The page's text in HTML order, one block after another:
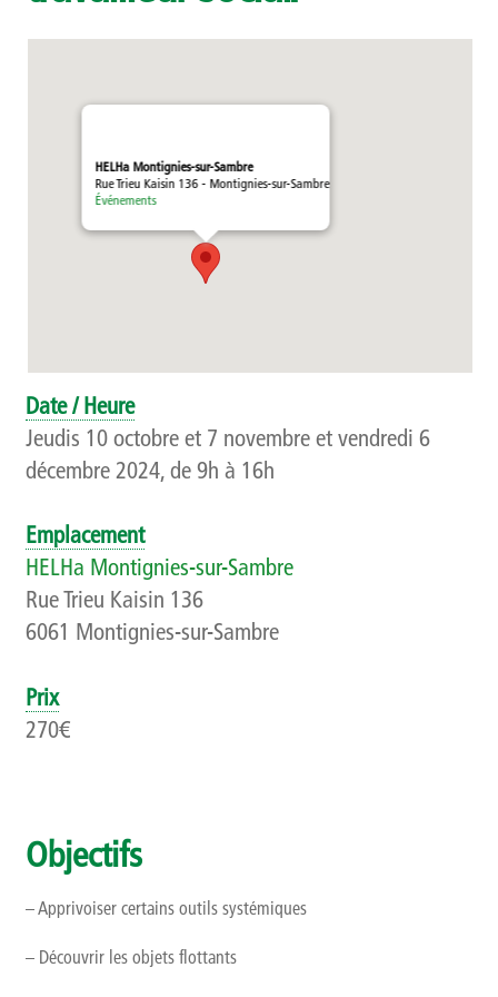
Présentation
Publications
Événements
Qui sommes-nous ?
Présentation
Rapports d’activités
Finalités, objectifs et balises déontologiques
HELHa Montignies-sur-Sambre
Rue Trieu Kaisin 136 - Montignies-sur-Sambre
Événements
Date / Heure
Jeudis 10 octobre et 7 novembre et vendredi 6
décembre 2024, de 9h à 16h
Emplacement
HELHa Montignies-sur-Sambre
Rue Trieu Kaisin 136
6061 Montignies-sur-Sambre
Prix
270€
Objectifs
– Apprivoiser certains outils systémiques
– Découvrir les objets flottants